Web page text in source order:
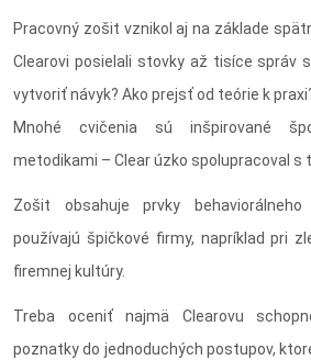
Pracovný zošit vznikol aj na základe
Clearovi posielali stovky až tisíce správ
vytvoriť návyk? Ako prejsť od teórie k
Mnohé cvičenia sú inšpirované
metodikami – Clear úzko spolupracoval s
Zošit obsahuje prvky
používajú špičkové firmy, napríklad pri
firemnej kultúry.
Treba oceniť najmä Clearovu
poznatky do jednoduchých postupov,